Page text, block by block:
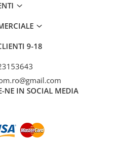
9-18
NE IN SOCIAL MEDIA